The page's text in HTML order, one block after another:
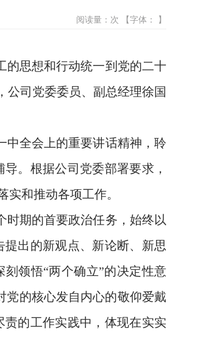
阅读量：次 【字体： 】
的思想和行动统一到党的二十
公司党委委员、副总经理徐国
中全会上的重要讲话精神，聆
。根据公司党委部署要求，
和推动各项工作。
时期的首要政治任务，始终以
出的新观点、新论断、新思
领悟“两个确立”的决定性意
党的核心发自内心的敬仰爱戴
责的工作实践中，体现在实实